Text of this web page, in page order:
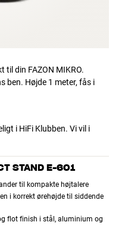
til din FAZON MIKRO.
ben. Højde 1 meter, fås i
i HiFi Klubben. Vi vil i
STAND E-601
til kompakte højtalere
i korrekt ørehøjde til siddende
flot finish i stål, aluminium og